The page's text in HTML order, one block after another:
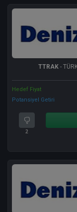
TTRAK-
Hedef Fiyat
Potansiyel Getiri
2